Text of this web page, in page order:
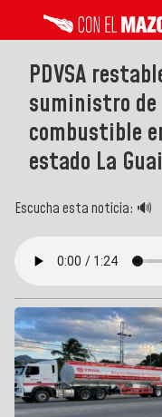
PDVSA
suministro de
combustible
estado La
Escucha esta noticia: 🔊